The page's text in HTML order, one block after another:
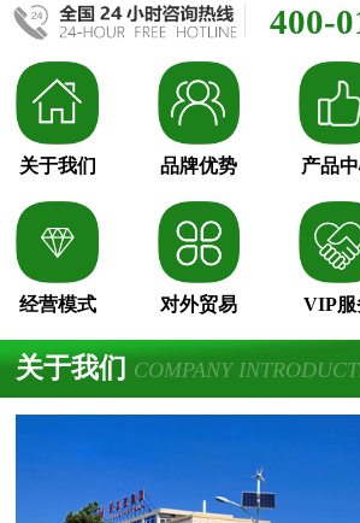
400-
关于我们 品牌优势 产品
经营模式 对外贸易 VIP服
关于我们 COMPANY